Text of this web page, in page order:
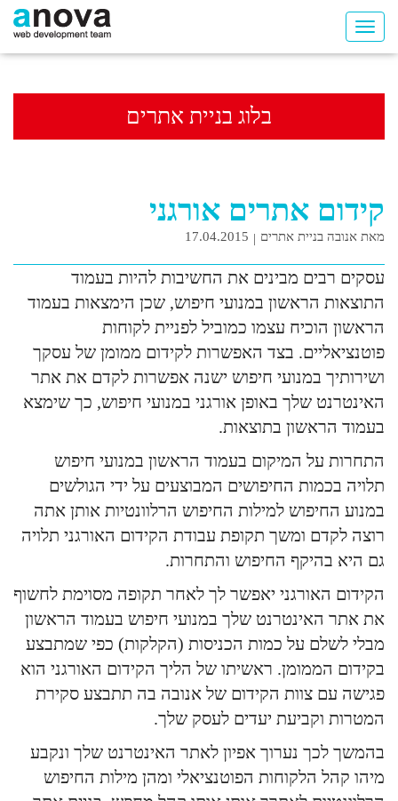
בלוג בניית אתרים
קידום אתרים אורגני
מאת אנובה בניית אתרים 17.04.2015
עסקים רבים מבינים את החשיבות להיות בעמוד
התוצאות הראשון במנועי חיפוש, שכן הימצאות בעמוד
הראשון הוכיח עצמו כמוביל לפניית לקוחות
פוטנציאליים. בצד האפשרות לקידום ממומן של עסקך
ושירותיך במנועי חיפוש ישנה אפשרות לקדם את אתר
האינטרנט שלך באופן אורגני במנועי חיפוש, כך שימצא
בעמוד הראשון בתוצאות.
התחרות על המיקום בעמוד הראשון במנועי חיפוש
תלויה בכמות החיפושים המבוצעים על ידי הגולשים
במנוע החיפוש למילות החיפוש הרלוונטיות אותן אתה
רוצה לקדם ומשך תקופת עבודת הקידום האורגני תלויה
גם היא בהיקף החיפוש והתחרות.
הקידום האורגני יאפשר לך לאחר תקופה מסוימת לחשוף
את אתר האינטרנט שלך במנועי חיפוש בעמוד הראשון
מבלי לשלם על כמות הכניסות (הקלקות) כפי שמתבצע
בקידום הממומן. ראשיתו של הליך הקידום האורגני הוא
פגישה עם צוות הקידום של אנובה בה תתבצע סקירת
המטרות וקביעת יעדים לעסק שלך.
בהמשך לכך נערוך אפיון לאתר האינטרנט שלך ונקבע
מיהו קהל הלקוחות הפוטנציאלי ומהן מילות החיפוש